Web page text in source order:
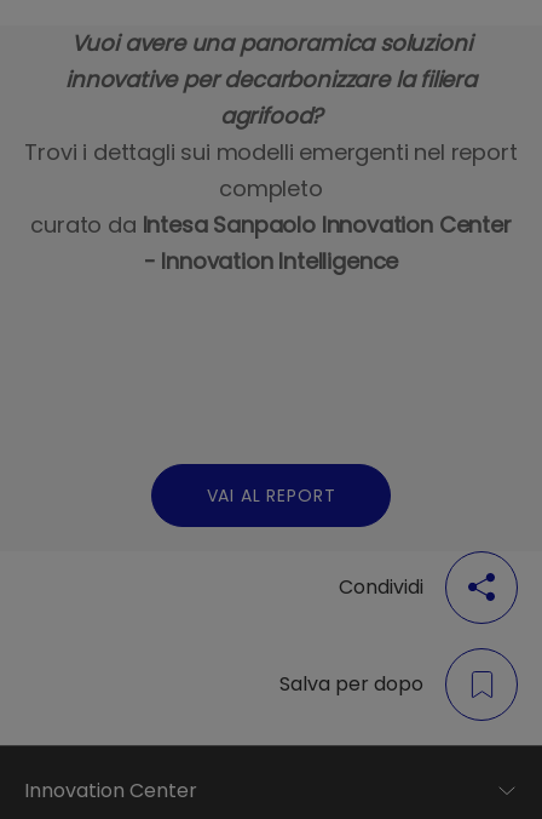
Vuoi avere una panoramica soluzioni
innovative per decarbonizzare la filiera
agrifood?
Trovi i dettagli sui modelli emergenti nel report
completo
curato da Intesa Sanpaolo Innovation Center
- Innovation Intelligence
VAI AL REPORT
Condividi
Salva per dopo
Innovation Center